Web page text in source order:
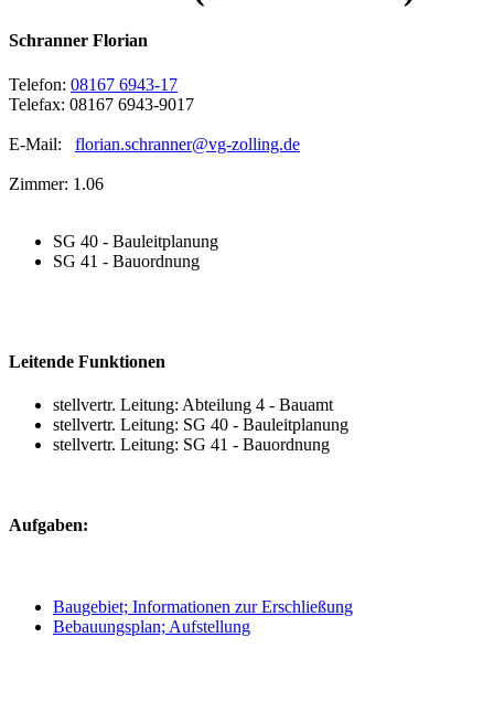
Schranner Florian
Telefon: 08167 6943-17
Telefax: 08167 6943-9017
E-Mail: florian.schranner@vg-zolling.de
Zimmer: 1.06
SG 40 - Bauleitplanung
SG 41 - Bauordnung
Leitende Funktionen
stellvertr. Leitung: Abteilung 4 - Bauamt
stellvertr. Leitung: SG 40 - Bauleitplanung
stellvertr. Leitung: SG 41 - Bauordnung
Aufgaben:
Baugebiet; Informationen zur Erschließung
Bebauungsplan; Aufstellung